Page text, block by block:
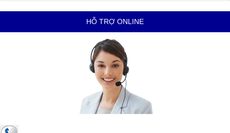
HỖ TRỢ ONLINE